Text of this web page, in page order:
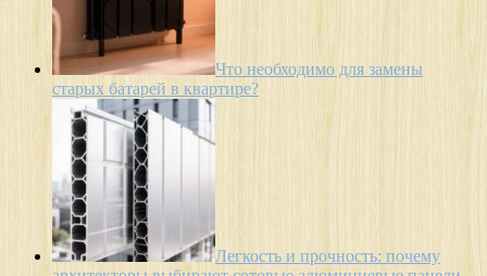
Что необходимо для замены
старых батарей в квартире?
Легкость и прочность: почему